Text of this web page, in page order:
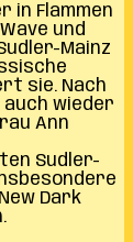
in Flammen
und
Mainz
sie. Nach
auch wieder
Ann
Sudler-
Dark